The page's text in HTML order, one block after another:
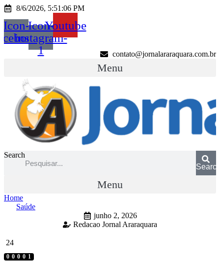
Ir
conteúdo
8/6/2026, 5:51:06 PM
Icon-Icon-
instagram-
1
Youtube
contato@jornalararaquara.com.br
Menu
Search
Menu
Home
Saúde
junho 2, 2026
Redacao Jornal Araraquara
24
00001